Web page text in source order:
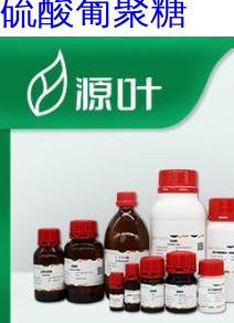
硫酸葡聚糖